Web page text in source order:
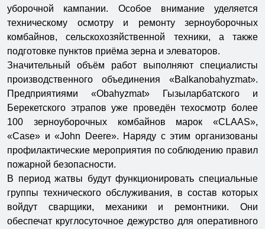
уборочной кампании. Особое внимание уделяется
техническому осмотру и ремонту зерноуборочных
комбайнов, сельскохозяйственной техники, а также
подготовке пунктов приёма зерна и элеваторов.
Значительный объём работ выполняют специалисты
производственного объединения «Balkanobahyzmat».
Предприятиями «Obahyzmat» Гызыларбатского и
Берекетского этрапов уже проведён техосмотр более
100 зерноуборочных комбайнов марок «CLAAS»,
«Case» и «John Deere». Наряду с этим организованы
профилактические мероприятия по соблюдению правил
пожарной безопасности.
В период жатвы будут функционировать специальные
группы технического обслуживания, в состав которых
войдут сварщики, механики и ремонтники. Они
обеспечат круглосуточное дежурство для оперативного